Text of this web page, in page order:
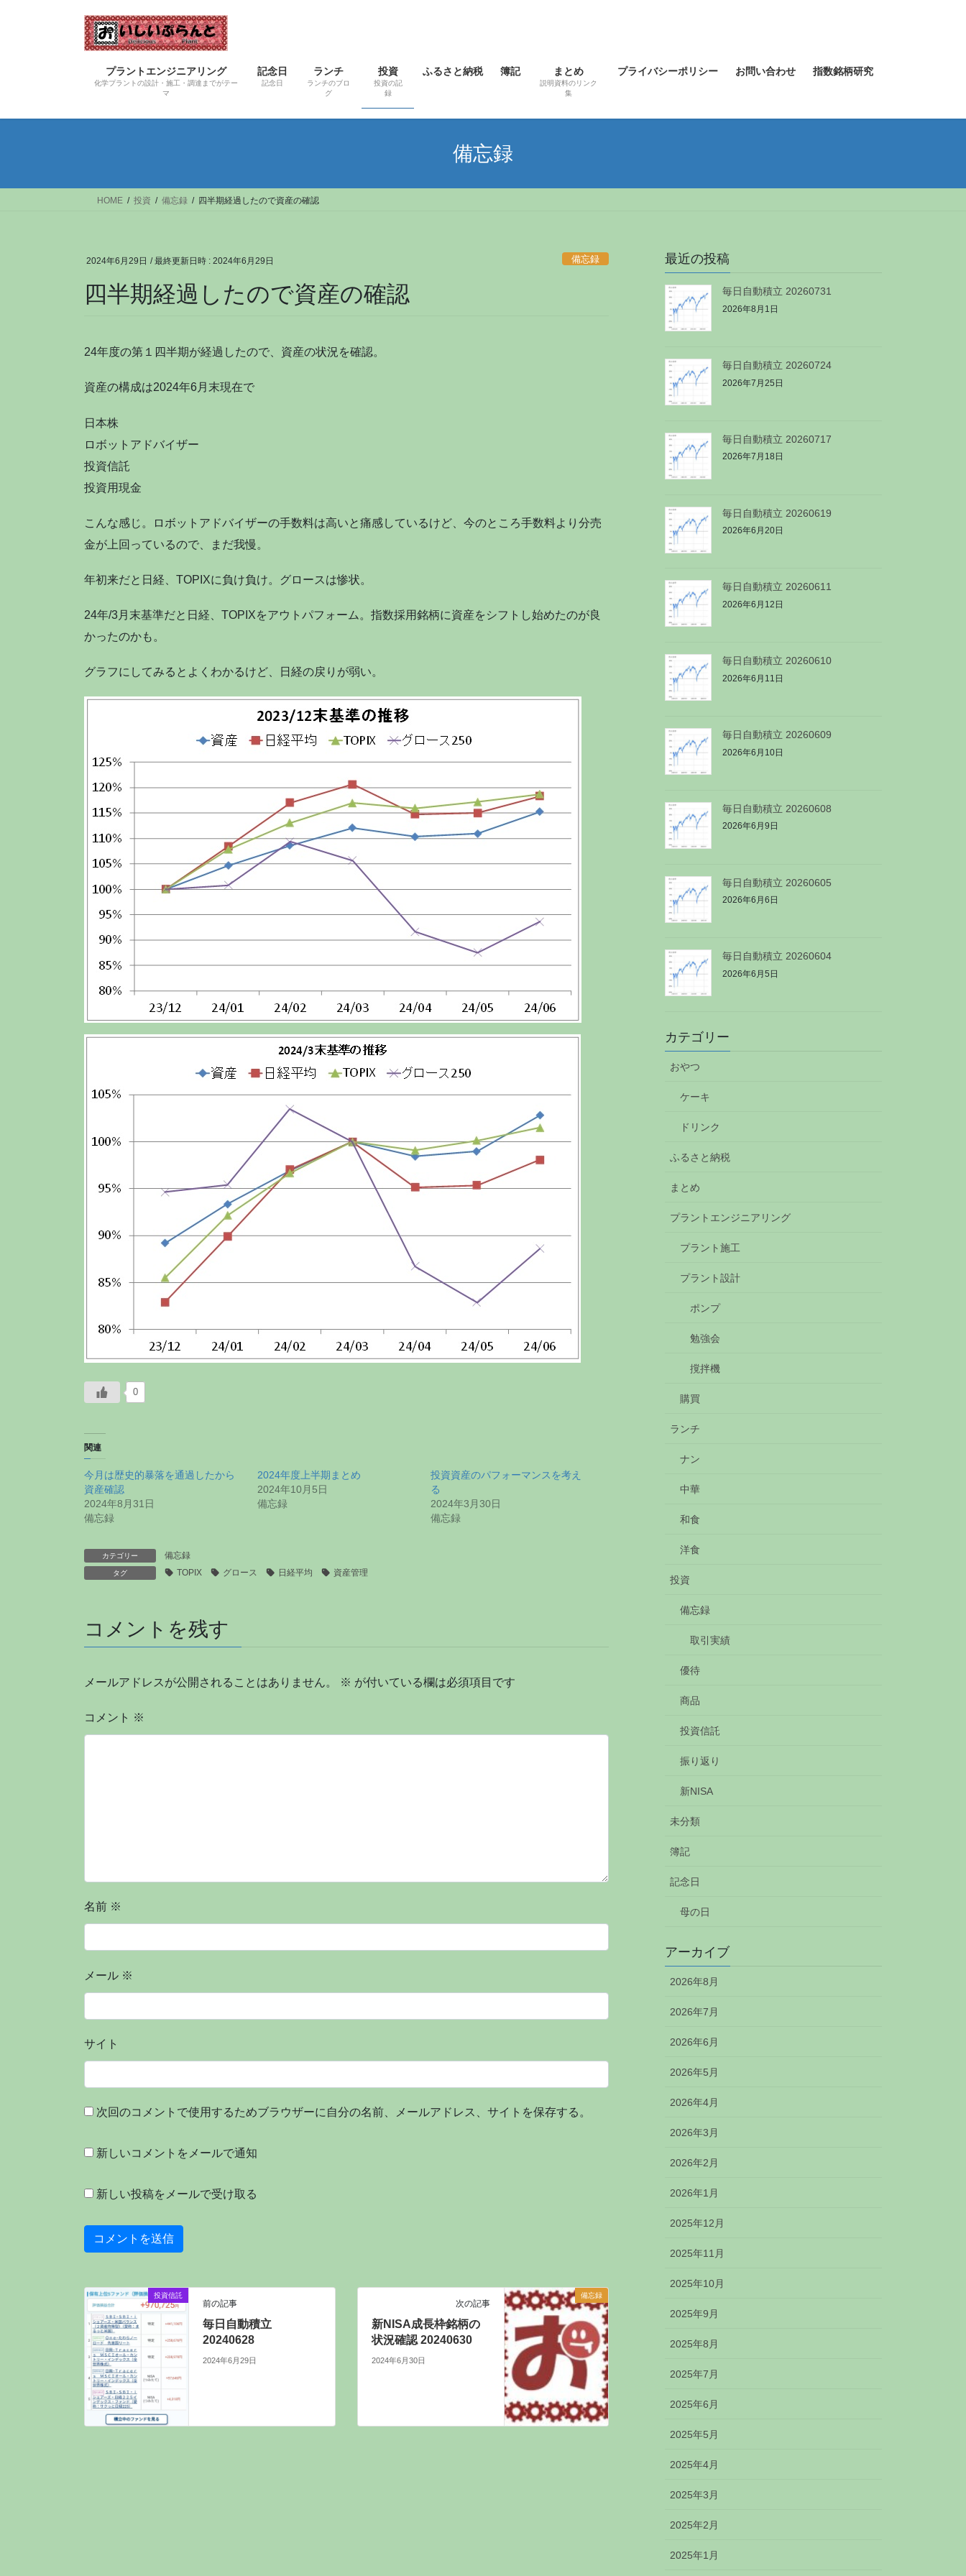
プラントエンジニアリング
化学プラントの設計・施工・調達までがテー
マ
記念日
記念日
ランチ
ランチのブロ
グ
投資
投資の記
録
ふるさと納税 簿記 まとめ
説明資料のリンク
集
プライバシーポリシー お問い合わせ 指数銘柄研究
備忘録
HOME 投資 備忘録 四半期経過したので資産の確認
2024年6月29日 / 最終更新日時 : 2024年6月29日 備忘録
四半期経過したので資産の確認
24年度の第１四半期が経過したので、資産の状況を確認。
資産の構成は2024年6月末現在で
日本株
ロボットアドバイザー
投資信託
投資用現金
こんな感じ。ロボットアドバイザーの手数料は高いと痛感しているけど、今のところ手数料より分売
金が上回っているので、まだ我慢。
年初来だと日経、TOPIXに負け負け。グロースは惨状。
24年/3月末基準だと日経、TOPIXをアウトパフォーム。指数採用銘柄に資産をシフトし始めたのが良
かったのかも。
グラフにしてみるとよくわかるけど、日経の戻りが弱い。
0
関連
今月は歴史的暴落を通過したから
資産確認
2024年8月31日
備忘録
2024年度上半期まとめ
2024年10月5日
備忘録
投資資産のパフォーマンスを考え
る
2024年3月30日
備忘録
カテゴリー 備忘録
タグ TOPIX グロース 日経平均 資産管理
コメントを残す
メールアドレスが公開されることはありません。 ※ が付いている欄は必須項目です
コメント ※
名前 ※
メール ※
サイト
次回のコメントで使用するためブラウザーに自分の名前、メールアドレス、サイトを保存する。
新しいコメントをメールで通知
新しい投稿をメールで受け取る
投資信託
前の記事
毎日自動積立
20240628
2024年6月29日
備忘録
次の記事
新NISA成長枠銘柄の
状況確認 20240630
2024年6月30日
最近の投稿
毎日自動積立 20260731
2026年8月1日
毎日自動積立 20260724
2026年7月25日
毎日自動積立 20260717
2026年7月18日
毎日自動積立 20260619
2026年6月20日
毎日自動積立 20260611
2026年6月12日
毎日自動積立 20260610
2026年6月11日
毎日自動積立 20260609
2026年6月10日
毎日自動積立 20260608
2026年6月9日
毎日自動積立 20260605
2026年6月6日
毎日自動積立 20260604
2026年6月5日
カテゴリー
おやつ
ケーキ
ドリンク
ふるさと納税
まとめ
プラントエンジニアリング
プラント施工
プラント設計
ポンプ
勉強会
撹拌機
購買
ランチ
ナン
中華
和食
洋食
投資
備忘録
取引実績
優待
商品
投資信託
振り返り
新NISA
未分類
簿記
記念日
母の日
アーカイブ
2026年8月
2026年7月
2026年6月
2026年5月
2026年4月
2026年3月
2026年2月
2026年1月
2025年12月
2025年11月
2025年10月
2025年9月
2025年8月
2025年7月
2025年6月
2025年5月
2025年4月
2025年3月
2025年2月
2025年1月